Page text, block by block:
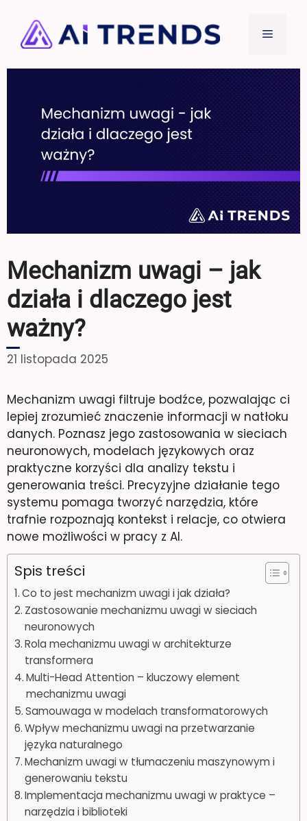
treści
Menu
Mechanizm uwagi – jak
działa i dlaczego jest
ważny?
21 listopada 2025
Mechanizm uwagi filtruje bodźce, pozwalając ci
lepiej zrozumieć znaczenie informacji w natłoku
danych. Poznasz jego zastosowania w sieciach
neuronowych, modelach językowych oraz
praktyczne korzyści dla analizy tekstu i
generowania treści. Precyzyjne działanie tego
systemu pomaga tworzyć narzędzia, które
trafnie rozpoznają kontekst i relacje, co otwiera
nowe możliwości w pracy z AI.
Spis treści
Co to jest mechanizm uwagi i jak działa?
Zastosowanie mechanizmu uwagi w sieciach
neuronowych
Rola mechanizmu uwagi w architekturze
transformera
Multi-Head Attention – kluczowy element
mechanizmu uwagi
Samouwaga w modelach transformatorowych
Wpływ mechanizmu uwagi na przetwarzanie
języka naturalnego
Mechanizm uwagi w tłumaczeniu maszynowym i
generowaniu tekstu
Implementacja mechanizmu uwagi w praktyce –
narzędzia i biblioteki